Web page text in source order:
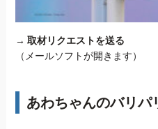
→ 取材リクエストを送る
（メールソフトが開きます）
あわちゃんのバリパ